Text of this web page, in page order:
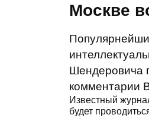
Москве
Шендеровича
комментарии
Известный
будет